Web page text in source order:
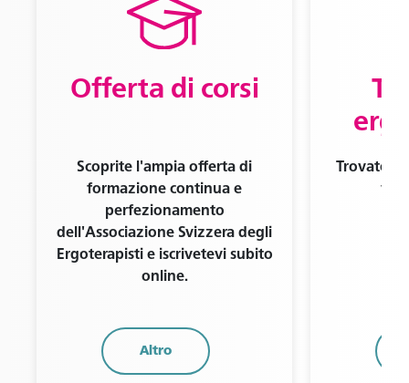
Offerta di corsi
Scoprite l'ampia offerta di
formazione continua e
perfezionamento
dell'Associazione Svizzera degli
Ergoterapisti e iscrivetevi subito
online.
Altro
Trovate